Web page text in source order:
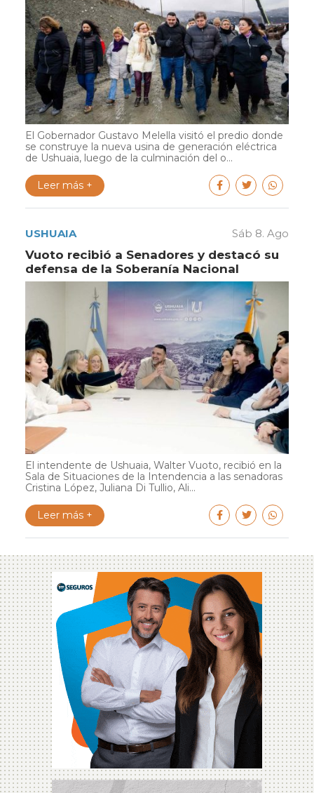
El Gobernador Gustavo Melella visitó el predio donde
se construye la nueva usina de generación eléctrica
de Ushuaia, luego de la culminación del o...
Leer más +
USHUAIA Sáb 8. Ago
Vuoto recibió a Senadores y destacó su
defensa de la Soberanía Nacional
El intendente de Ushuaia, Walter Vuoto, recibió en la
Sala de Situaciones de la Intendencia a las senadoras
Cristina López, Juliana Di Tullio, Ali...
Leer más +